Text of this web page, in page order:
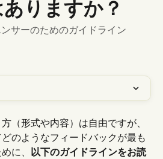
りますか？
サーのためのガイドライン
（形式や内容）は自由ですが、
のようなフィードバックが最も
に、 以下のガイドラインをお読